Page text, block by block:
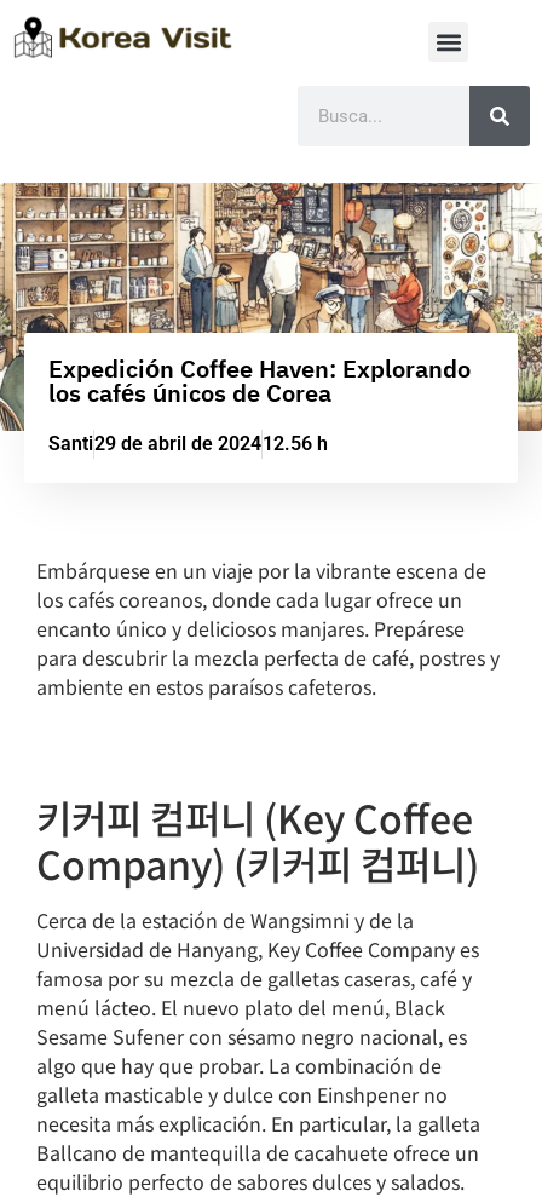
Expedición Coffee Haven: Explorando
los cafés únicos de Corea
Santi29 de abril de 202412.56 h
Embárquese en un viaje por la vibrante escena de
los cafés coreanos, donde cada lugar ofrece un
encanto único y deliciosos manjares. Prepárese
para descubrir la mezcla perfecta de café, postres y
ambiente en estos paraísos cafeteros.
키커피 컴퍼니 (Key Coffee
Company) (키커피 컴퍼니)
Cerca de la estación de Wangsimni y de la
Universidad de Hanyang, Key Coffee Company es
famosa por su mezcla de galletas caseras, café y
menú lácteo. El nuevo plato del menú, Black
Sesame Sufener con sésamo negro nacional, es
algo que hay que probar. La combinación de
galleta masticable y dulce con Einshpener no
necesita más explicación. En particular, la galleta
Ballcano de mantequilla de cacahuete ofrece un
equilibrio perfecto de sabores dulces y salados.